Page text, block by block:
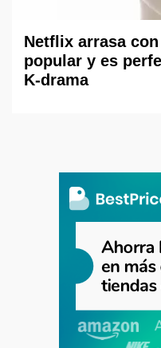
Netflix arrasa
popular y es
K-drama